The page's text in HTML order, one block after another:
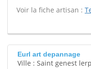
Voir la fiche artisan :
Eurl art depannage
Ville : Saint genest